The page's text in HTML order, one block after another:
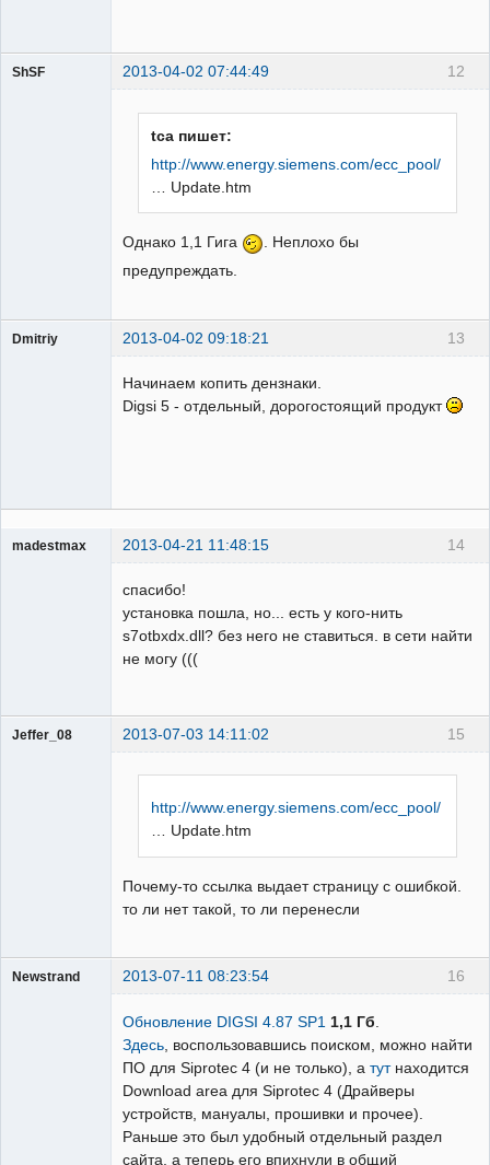
12
ShSF 2013-04-02 07:44:49
tca пишет:
http://www.energy.siemens.com/ecc_pool/
… Update.htm
Однако 1,1 Гига
. Неплохо бы
предупреждать.
13
Dmitriy 2013-04-02 09:18:21
Начинаем копить дензнаки.
Digsi 5 - отдельный, дорогостоящий продукт
14
madestmax 2013-04-21 11:48:15
спасибо!
установка пошла, но... есть у кого-нить
s7otbxdx.dll? без него не ставиться. в сети найти
не могу (((
15
Jeffer_08 2013-07-03 14:11:02
http://www.energy.siemens.com/ecc_pool/
… Update.htm
Почему-то ссылка выдает страницу с ошибкой.
то ли нет такой, то ли перенесли
16
Newstrand 2013-07-11 08:23:54
Обновление DIGSI 4.87 SP1 1,1 Гб
Здесь , воспользовавшись поиском, можно найти
ПО для Siprotec 4 (и не только), а тутнаходится
Download area для Siprotec 4 (Драйверы
устройств, мануалы, прошивки и прочее).
Раньше это был удобный отдельный раздел
сайта, а теперь его впихнули в общий